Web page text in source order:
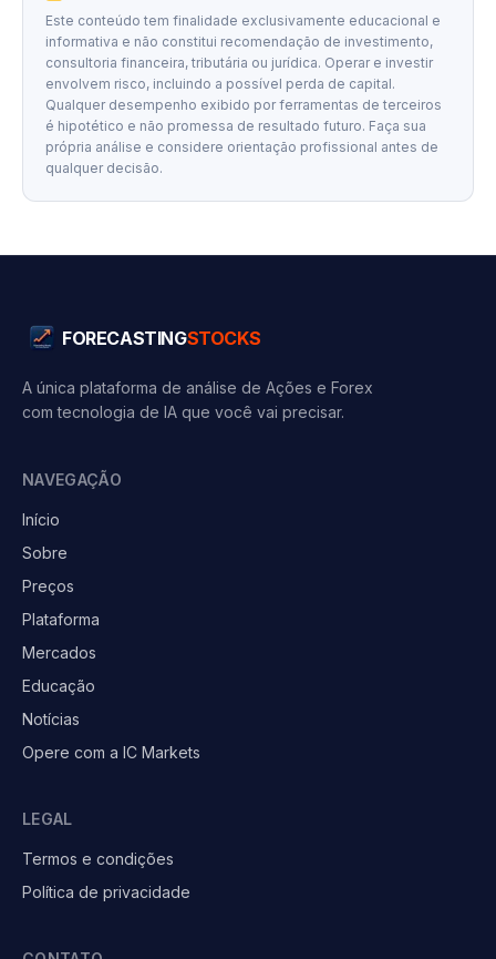
Este conteúdo tem finalidade exclusivamente educacional e
informativa e não constitui recomendação de investimento,
consultoria financeira, tributária ou jurídica. Operar e investir
envolvem risco, incluindo a possível perda de capital.
Qualquer desempenho exibido por ferramentas de terceiros
é hipotético e não promessa de resultado futuro. Faça sua
própria análise e considere orientação profissional antes de
qualquer decisão.
FORECASTINGSTOCKS
A única plataforma de análise de Ações e Forex
com tecnologia de IA que você vai precisar.
NAVEGAÇÃO
Início
Sobre
Preços
Plataforma
Mercados
Educação
Notícias
Opere com a IC Markets
LEGAL
Termos e condições
Política de privacidade